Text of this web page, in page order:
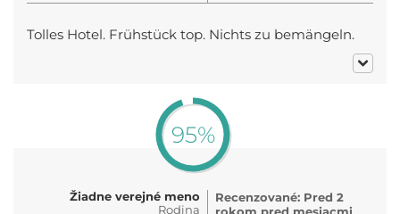
Tolles Hotel. Frühstück top. Nichts zu bemängeln.
95%
Žiadne verejné meno
Rodina
Recenzované: Pred 2